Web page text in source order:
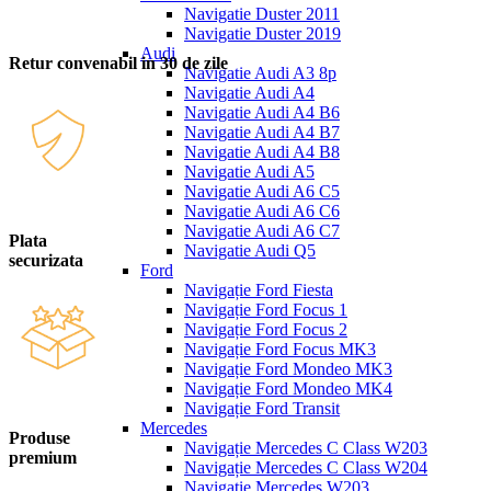
Navigatie Duster 2011
Navigatie Duster 2019
Audi
Navigatie Audi A3 8p
Navigatie Audi A4
Navigatie Audi A4 B6
Navigatie Audi A4 B7
Navigatie Audi A4 B8
Navigatie Audi A5
Navigatie Audi A6 C5
Navigatie Audi A6 C6
Navigatie Audi A6 C7
Navigatie Audi Q5
Ford
Navigație Ford Fiesta
Navigație Ford Focus 1
Navigație Ford Focus 2
Navigație Ford Focus MK3
Navigație Ford Mondeo MK3
Navigație Ford Mondeo MK4
Navigație Ford Transit
Mercedes
Navigație Mercedes C Class W203
Navigație Mercedes C Class W204
Navigație Mercedes W203
Retur convenabil in 30 de zile
Plata
securizata
Produse
premium